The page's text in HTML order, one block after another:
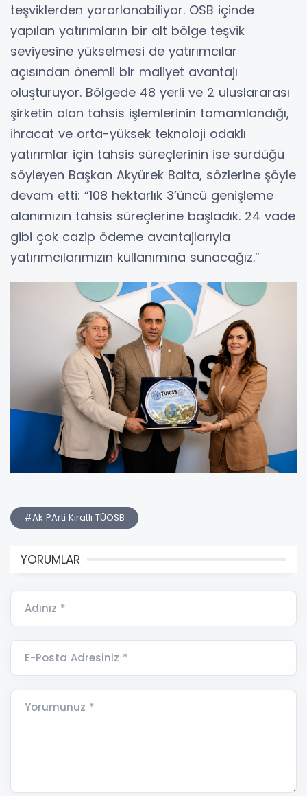
teşviklerden yararlanabiliyor. OSB içinde
yapılan yatırımların bir alt bölge teşvik
seviyesine yükselmesi de yatırımcılar
açısından önemli bir maliyet avantajı
oluşturuyor. Bölgede 48 yerli ve 2 uluslararası
şirketin alan tahsis işlemlerinin tamamlandığı,
ihracat ve orta-yüksek teknoloji odaklı
yatırımlar için tahsis süreçlerinin ise sürdüğü
söyleyen Başkan Akyürek Balta, sözlerine şöyle
devam etti: “108 hektarlık 3’üncü genişleme
alanımızın tahsis süreçlerine başladık. 24 vade
gibi çok cazip ödeme avantajlarıyla
yatırımcılarımızın kullanımına sunacağız.”
#Ak PArti Kıratlı TÜOSB
YORUMLAR
Adınız *
E-Posta Adresiniz *
Yorumunuz *